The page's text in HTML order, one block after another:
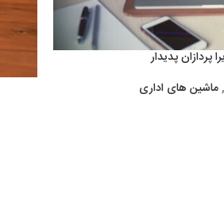
پردازان پدیدار
,ماشین های اداری